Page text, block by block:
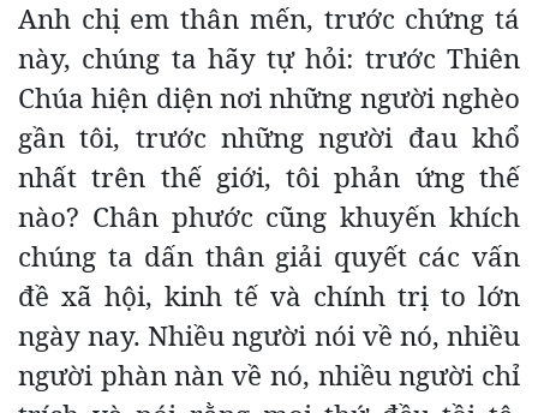
Anh chị em thân mến, trước chứng tá
này, chúng ta hãy tự hỏi: trước Thiên
Chúa hiện diện nơi những người nghèo
gần tôi, trước những người đau khổ
nhất trên thế giới, tôi phản ứng thế
nào? Chân phước cũng khuyến khích
chúng ta dấn thân giải quyết các vấn
đề xã hội, kinh tế và chính trị to lớn
ngày nay. Nhiều người nói về nó, nhiều
người phàn nàn về nó, nhiều người chỉ